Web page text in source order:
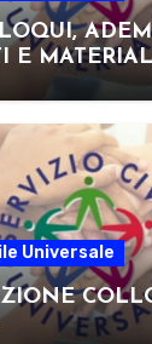
E
Universale